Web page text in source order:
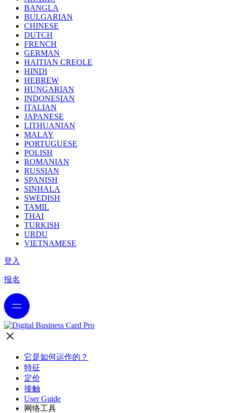
BANGLA
BULGARIAN
CHINESE
DUTCH
FRENCH
GERMAN
HAITIAN CREOLE
HINDI
HEBREW
HUNGARIAN
INDONESIAN
ITALIAN
JAPANESE
LITHUANIAN
MALAY
PORTUGUESE
POLISH
ROMANIAN
RUSSIAN
SPANISH
SINHALA
SWEDISH
TAMIL
THAI
TURKISH
URDU
VIETNAMESE
登入
报名
它是如何运作的？
特征
定价
接触
User Guide
网络工具